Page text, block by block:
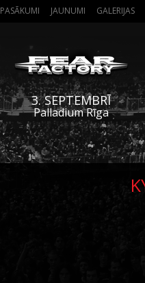
PASĀKUMI JAUNUMI GALERIJAS
3. SEPTEMBRĪ
Palladium Rīga